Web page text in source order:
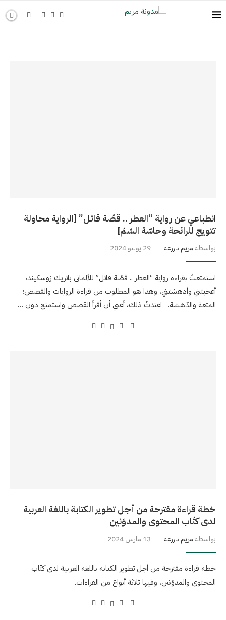
انطباعي عن رواية “العطر .. قصّة قاتل” [الرواية محاولة
تتويج للرائحة وحاسّة الشمّ]
بواسطةمريم بازرعة 29 يوليو 2024
استمتعتُ بقراءة رواية “العطر .. قصّة قاتل” للألماني باتريك زوسكيند،
أعجبتني وأدهشتني، وهذا هو المطلوب من قراءة الروايات والقصص؛
المتعة والدّهشة. اعتدتُ ذلك، أعني أن أقرأ القصص واستمتع دون …
خطة قراءة مقترحة من أجل تطوير الكتابة باللغة العربية
لدى كتّاب المحتوى والمدوّنين
بواسطةمريم بازرعة 13 مارس 2024
خطة قراءة مقترحة من أجل تطوير الكتابة باللغة العربية لدى كتّاب
المحتوى والمدوّنين، وفيها ثلاثة أنواع من القراءات.